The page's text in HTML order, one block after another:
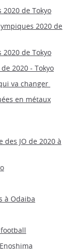
de Tokyo
2020 de
2020 de Tokyo
2020 - Tokyo
va changer
en métaux
JO de 2020 à
à Odaiba